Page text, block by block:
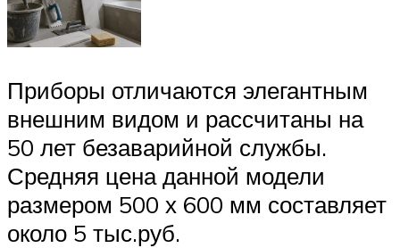
Приборы отличаются элегантным
внешним видом и рассчитаны на
50 лет безаварийной службы.
Средняя цена данной модели
размером 500 х 600 мм составляет
около 5 тыс.руб.